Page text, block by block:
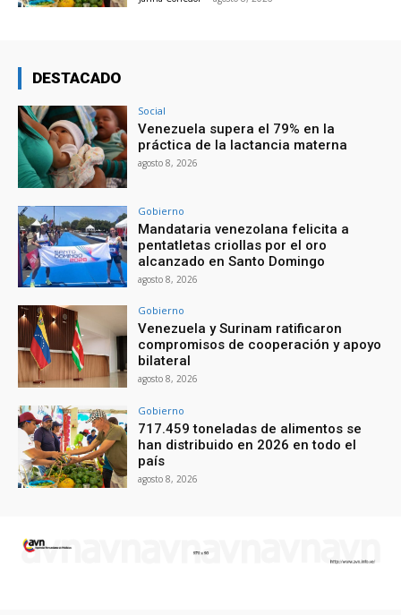
DESTACADO
Social
Venezuela supera el 79% en la
práctica de la lactancia materna
agosto 8, 2026
Gobierno
Mandataria venezolana felicita a
pentatletas criollas por el oro
alcanzado en Santo Domingo
agosto 8, 2026
Gobierno
Venezuela y Surinam ratificaron
compromisos de cooperación y apoyo
bilateral
agosto 8, 2026
Gobierno
717.459 toneladas de alimentos se
han distribuido en 2026 en todo el
país
agosto 8, 2026